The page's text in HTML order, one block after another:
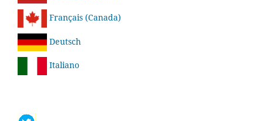
Français (Canada)
Deutsch
Italiano